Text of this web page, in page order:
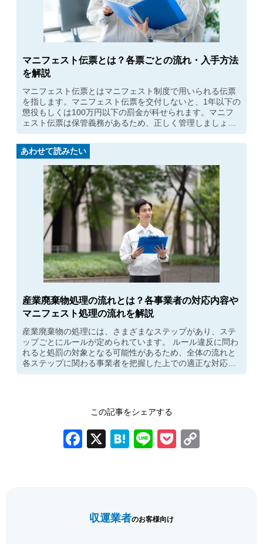
マニフェスト伝票とは？各票ごとの流れ・入手方法
を解説
マニフェスト伝票とはマニフェスト制度で用いられる伝票
を指します。マニフェスト伝票を交付しないと、1年以下の
懲役もしくは100万円以下の罰金が科せられます。マニフ
ェスト伝票は保管義務があるため、正しく管理しましょ
う。
あわせて読みたい
産業廃棄物処理の流れとは？各事業者の対応内容や
マニフェスト処理の流れを解説
産業廃棄物の処理には、さまざまなステップがあり、ステ
ップごとにルールが定められています。 ルール違反に問わ
れると処罰の対象となる可能性があるため、全体の流れと
各ステップに関わる事業者を把握した上での適正な対応が
大切です。この記事では、産業廃棄物処理の流れと、排出
この記事をシェアする
Facebook
X Hatena
LinePocket
収運業者のお客様向け